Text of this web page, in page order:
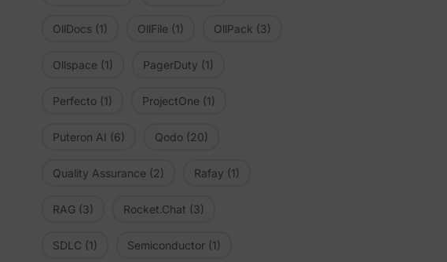
OllDocs (1) OllFile (1) OllPack (3)
Ollspace (1) PagerDuty (1)
Perfecto (1) ProjectOne (1)
Puteron AI (6) Qodo (20)
Quality Assurance (2) Rafay (1)
RAG (3) Rocket.Chat (3)
SDLC (1) Semiconductor (1)